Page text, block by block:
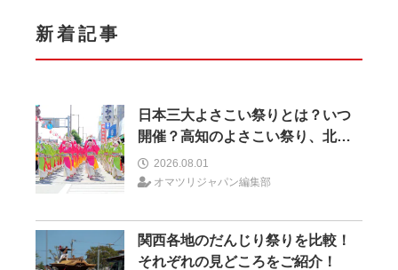
新着記事
日本三大よさこい祭りとは？いつ
開催？高知のよさこい祭り、北海
道のYOSAKOIソーラン、もう一つ
はどこ？
2026.08.01
オマツリジャパン編集部
関西各地のだんじり祭りを比較！
それぞれの見どころをご紹介！